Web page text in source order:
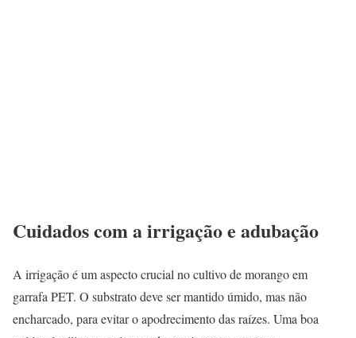
Cuidados com a irrigação e adubação
A irrigação é um aspecto crucial no cultivo de morango em
garrafa PET. O substrato deve ser mantido úmido, mas não
encharcado, para evitar o apodrecimento das raízes. Uma boa